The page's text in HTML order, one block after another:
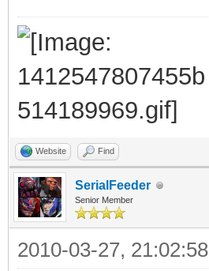
Website Find
SerialFeeder
Senior Member
2010-03-27, 21:02:58